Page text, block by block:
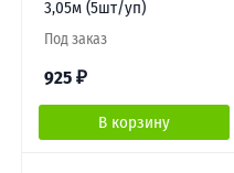
3,05м (5шт/уп)
Под заказ
925 ₽
В корзину